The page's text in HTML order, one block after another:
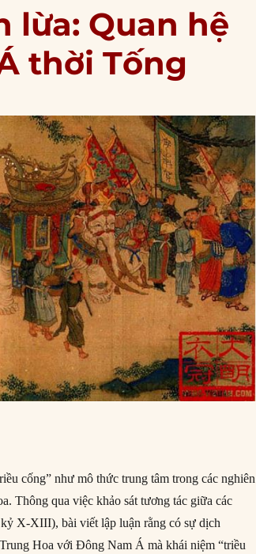
lừa: Quan hệ
thời Tống
cống” như mô thức trung tâm trong các nghiên
Thông qua việc khảo sát tương tác giữa các
X-XIII), bài viết lập luận rằng có sự dịch
Hoa với Đông Nam Á mà khái niệm “triều